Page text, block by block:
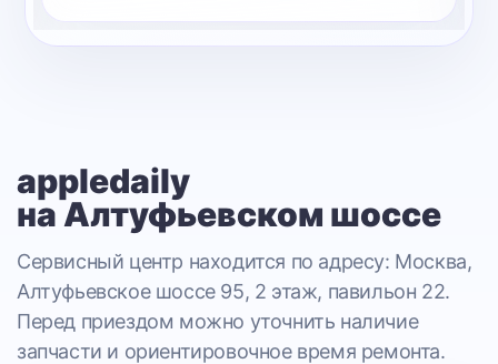
appledaily
на Алтуфьевском шоссе
Сервисный центр находится по адресу: Москва,
Алтуфьевское шоссе 95, 2 этаж, павильон 22.
Перед приездом можно уточнить наличие
запчасти и ориентировочное время ремонта.